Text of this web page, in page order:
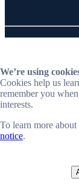
Follow us on
Follow us
We’re using
Cookies help us
remember you
interests.
To learn more
notice.
📣 Now live: